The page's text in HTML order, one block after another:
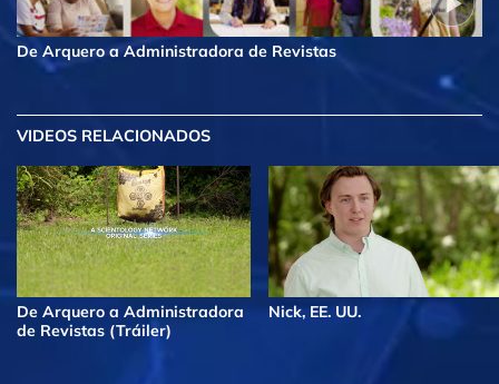
De Arquero a Administradora de Revistas
VIDEOS RELACIONADOS
De Arquero a Administradora
de Revistas (Tráiler)
Nick, EE. UU.